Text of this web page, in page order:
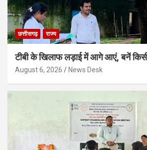
छत्तीसगढ़ राज्य
टीबी के खिलाफ लड़ाई में आगे आएं, बनें
August 6, 2026 News Desk